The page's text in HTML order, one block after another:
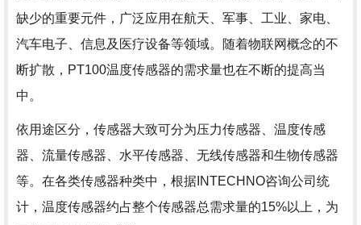
缺少的重要元件，广泛应用在航天、军事、工业、家电、
汽车电子、信息及医疗设备等领域。随着物联网概念的不
断扩散，PT100温度传感器的需求量也在不断的提高当
中。
依用途区分，传感器大致可分为压力传感器、温度传感
器、流量传感器、水平传感器、无线传感器和生物传感器
等。在各类传感器种类中，根据INTECHNO咨询公司统
计，温度传感器约占整个传感器总需求量的15%以上，为